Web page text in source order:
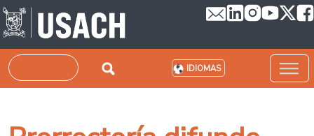
Pasar al contenido principal
Buscar IDIOMAS